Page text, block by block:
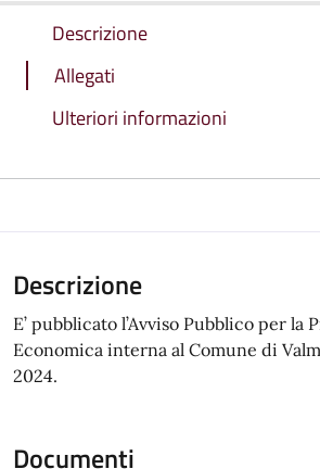
Descrizione
Allegati
Ulteriori informazioni
Descrizione
E’ pubblicato l’Avviso Pubblico per la
Economica interna al Comune di
2024.
Documenti